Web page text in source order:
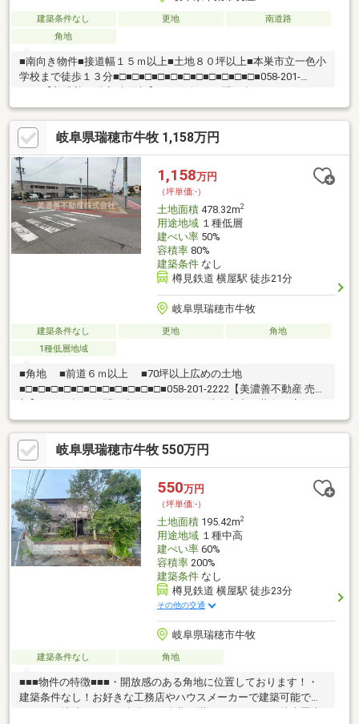
建築条件なし 更地
南道路
角地
■南向き物件■接道幅１５ｍ以上■土地８０坪以上■本巣市立一色小
学校まで徒歩１３分■□■□■□■□■□■□■□■□■□■□■□■058-201-
2222【美濃善不動産 売買部】へお気軽にお問い合わせください！
岐阜市内で黄色い店舗・黄色い看板・黄色い車を見かけたことあ
りませんか。私たちが美濃善不動産です！岐阜を知っている岐阜
の不動産エキスパート！土地探しも住まい探しも建築も不動産の
ことならお任せ下さい。■売買保有物件1000件以上！
岐阜県瑞穂市牛牧 1,158万円
1,158万円
（坪単価:-）
土地面積478.32m2
用途地域１種低層
建ぺい率50%
容積率80%
建築条件なし
樽見鉄道 横屋駅 徒歩21分
岐阜県瑞穂市牛牧
建築条件なし 更地
角地
1種低層地域
■角地 ■前道６ｍ以上 ■70坪以上広めの土地
■□■□■□■□■□■□■□■□■□■□■□■058-201-2222【美濃善不動産 売買
黄色い看板・黄色い車を見かけたことありませんか。私たちが美
濃善不動産です！岐阜を知っている岐阜の不動産エキスパート！
土地探しも住まい探しも建築も不動産のことならお任せ下さい。
■売買保有物件1000件以上！
岐阜県瑞穂市牛牧 550万円
550万円
（坪単価:-）
土地面積195.42m2
用途地域１種中高
建ぺい率60%
容積率200%
建築条件なし
樽見鉄道 横屋駅 徒歩23分
その他の交通
岐阜県瑞穂市牛牧
建築条件なし 角地
■■■物件の特徴■■■・開放感のある角地に位置しております！・
建築条件なし！お好きな工務店やハウスメーカーで建築可能で